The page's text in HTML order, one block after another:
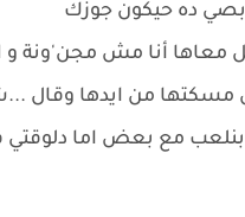
ده حيكون جوزك
أنا مش مجن'ونة و
من ايدها وقال
مع بعض اما دلوقتي